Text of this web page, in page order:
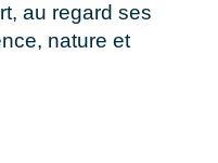
au regard ses
nature et